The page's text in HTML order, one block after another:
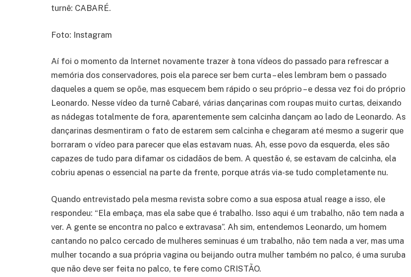
turnê: CABARÉ.
Foto: Instagram
Aí foi o momento da Internet novamente trazer à tona vídeos do passado para refrescar a
memória dos conservadores, pois ela parece ser bem curta – eles lembram bem o passado
daqueles a quem se opõe, mas esquecem bem rápido o seu próprio – e dessa vez foi do próprio
Leonardo. Nesse vídeo da turnê Cabaré, várias dançarinas com roupas muito curtas, deixando
as nádegas totalmente de fora, aparentemente sem calcinha dançam ao lado de Leonardo. As
dançarinas desmentiram o fato de estarem sem calcinha e chegaram até mesmo a sugerir que
borraram o vídeo para parecer que elas estavam nuas. Ah, esse povo da esquerda, eles são
capazes de tudo para difamar os cidadãos de bem. A questão é, se estavam de calcinha, ela
cobriu apenas o essencial na parte da frente, porque atrás via-se tudo completamente nu.
Quando entrevistado pela mesma revista sobre como a sua esposa atual reage a isso, ele
respondeu: “Ela embaça, mas ela sabe que é trabalho. Isso aqui é um trabalho, não tem nada a
ver. A gente se encontra no palco e extravasa”. Ah sim, entendemos Leonardo, um homem
cantando no palco cercado de mulheres seminuas é um trabalho, não tem nada a ver, mas uma
mulher tocando a sua própria vagina ou beijando outra mulher também no palco, é uma suruba
que não deve ser feita no palco, te fere como CRISTÃO.